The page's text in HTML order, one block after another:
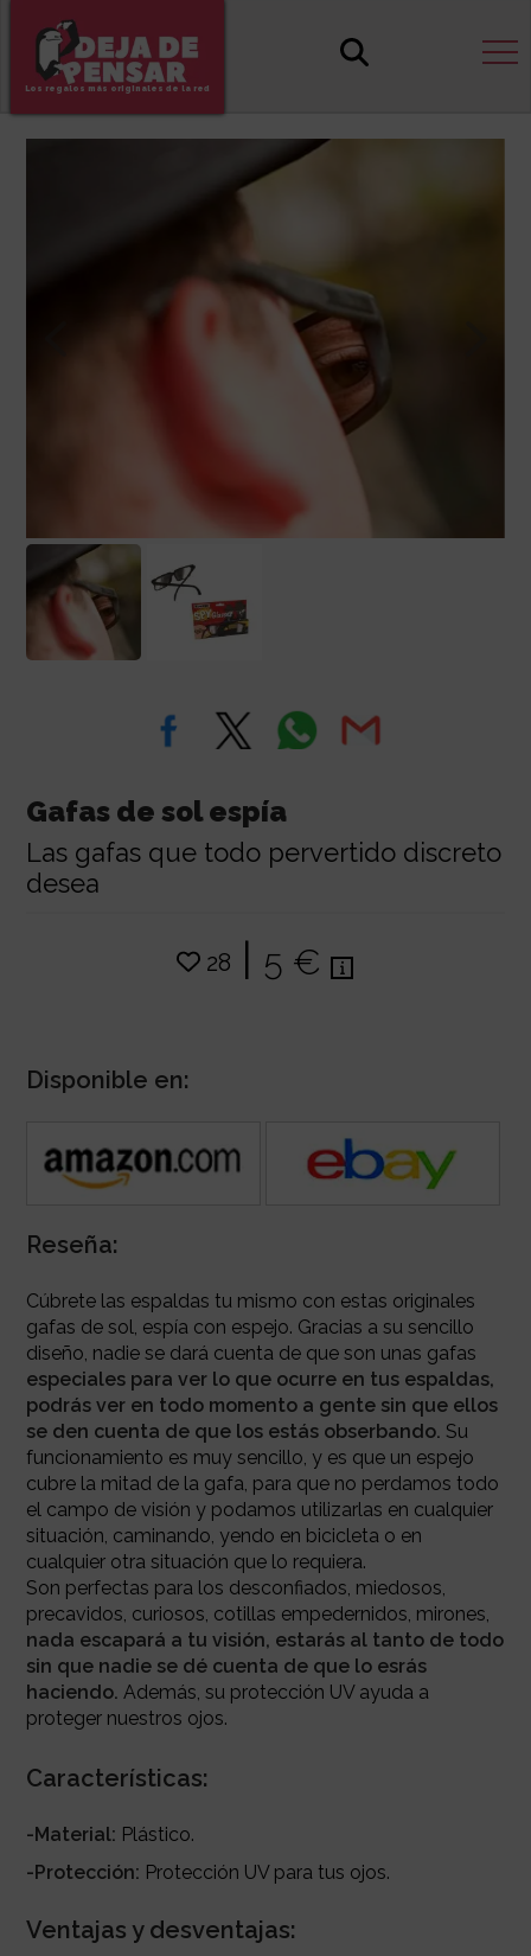
Los regalos más originales de la red
Gafas de sol espía
Las gafas que todo pervertido discreto
desea
28 | 5 €
Disponible en:
Reseña:
Cúbrete las espaldas tu mismo con estas originales
gafas de sol, espía con espejo. Gracias a su sencillo
diseño, nadie se dará cuenta de que son unas gafas
especiales para ver lo que ocurre en tus espaldas,
podrás ver en todo momento a gente sin que ellos
se den cuenta de que los estás obserbando. Su
funcionamiento es muy sencillo, y es que un espejo
cubre la mitad de la gafa, para que no perdamos todo
el campo de visión y podamos utilizarlas en cualquier
situación, caminando, yendo en bicicleta o en
cualquier otra situación que lo requiera.
Son perfectas para los desconfiados, miedosos,
precavidos, curiosos, cotillas empedernidos, mirones,
nada escapará a tu visión, estarás al tanto de todo
sin que nadie se dé cuenta de que lo esrás
haciendo. Además, su protección UV ayuda a
proteger nuestros ojos.
Características:
-Material: Plástico.
-Protección: Protección UV para tus ojos.
Ventajas y desventajas: